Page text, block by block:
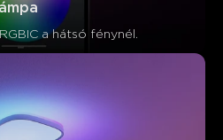
a hátsó fénynél.